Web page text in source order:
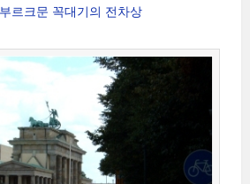
르크문 꼭대기의 전차상